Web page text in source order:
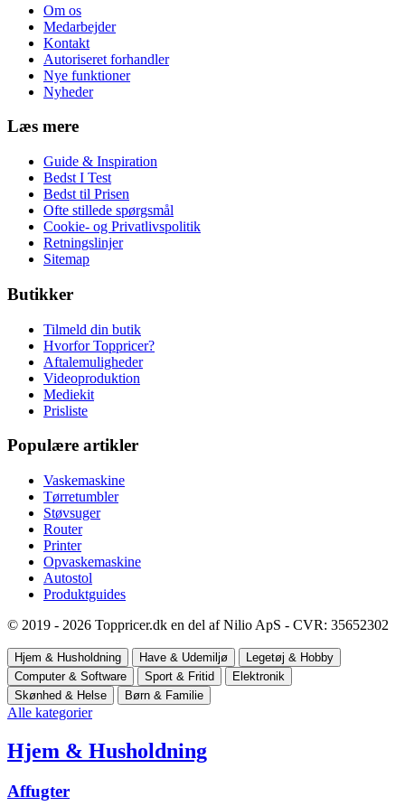
Om os
Medarbejder
Kontakt
Autoriseret forhandler
Nye funktioner
Nyheder
Læs mere
Guide & Inspiration
Bedst I Test
Bedst til Prisen
Ofte stillede spørgsmål
Cookie- og Privatlivspolitik
Retningslinjer
Sitemap
Butikker
Tilmeld din butik
Hvorfor Toppricer?
Aftalemuligheder
Videoproduktion
Mediekit
Prisliste
Populære artikler
Vaskemaskine
Tørretumbler
Støvsuger
Router
Printer
Opvaskemaskine
Autostol
Produktguides
© 2019 - 2026 Toppricer.dk en del af Nilio ApS - CVR: 35652302
Hjem & Husholdning Have & Udemiljø
Legetøj & Hobby
Computer & Software
Sport & Fritid
Elektronik
Skønhed & Helse
Børn & Familie
Alle kategorier
Hjem & Husholdning
Affugter